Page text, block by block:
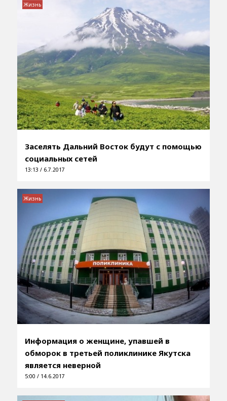
Заселять Дальний Восток будут с помощью
социальных сетей
13:13 / 6.7.2017
Жизнь
Информация о женщине, упавшей в
обморок в третьей поликлинике Якутска
является неверной
5:00 / 14.6.2017
Жизнь